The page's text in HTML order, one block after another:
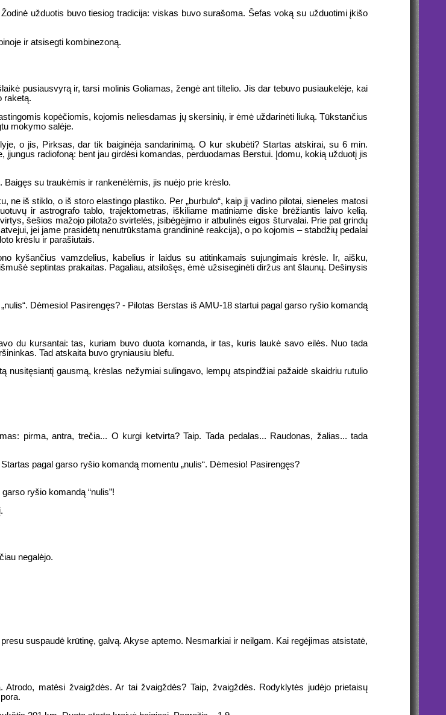
užduotis buvo tiesiog tradicija: viskas buvo surašoma. Šefas voką su užduotimi įkišo
ir atsisegti kombinezoną.
pusiausvyrą ir, tarsi molinis Goliamas, žengė ant tiltelio. Jis dar tebuvo pusiaukelėje, kai
raketą.
kopėčiomis, kojomis neliesdamas jų skersinių, ir ėmė uždarinėti liuką. Tūkstančius
mokymo salėje.
o jis, Pirksas, dar tik baiginėja sandarinimą. O kur skubėti? Startas atskirai, su 6 min.
radiofoną: bent jau girdėsi komandas, perduodamas Berstui. Įdomu, kokią užduotį jis
su traukėmis ir rankenėlėmis, jis nuėjo prie krėslo.
iš stiklo, o iš storo elastingo plastiko. Per „burbulo“, kaip jį vadino pilotai, sieneles matosi
ir astrografo tablo, trajektometras, iškiliame matiniame diske brėžiantis laivo kelią.
šešios mažojo pilotažo svirtelės, įsibėgėjimo ir atbulinės eigos šturvalai. Prie pat grindų
jei jame prasidėtų nenutrūkstama grandininė reakcija), o po kojomis – stabdžių pedalai
krėslu ir parašiutais.
kyšančius vamzdelius, kabelius ir laidus su atitinkamais sujungimais krėsle. Ir, aišku,
septintas prakaitas. Pagaliau, atsilošęs, ėmė užsiseginėti diržus ant šlaunų. Dešinysis
Dėmesio! Pasirengęs? - Pilotas Berstas iš AMU-18 startui pagal garso ryšio komandą
du kursantai: tas, kuriam buvo duota komanda, ir tas, kuris laukė savo eilės. Nuo tada
Tad atskaita buvo gryniausiu blefu.
nusitęsiantį gausmą, krėslas nežymiai sulingavo, lempų atspindžiai pažaidė skaidriu rutulio
pirma, antra, trečia... O kurgi ketvirta? Taip. Tada pedalas... Raudonas, žalias... tada
pagal garso ryšio komandą momentu „nulis“. Dėmesio! Pasirengęs?
ryšio komandą “nulis”!
negalėjo.
suspaudė krūtinę, galvą. Akyse aptemo. Nesmarkiai ir neilgam. Kai regėjimas atsistatė,
matėsi žvaigždės. Ar tai žvaigždės? Taip, žvaigždės. Rodyklytės judėjo prietaisų